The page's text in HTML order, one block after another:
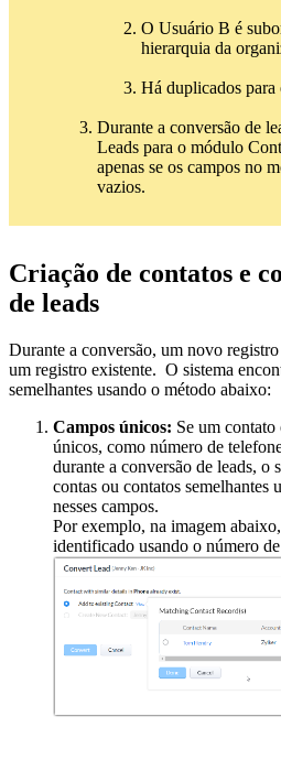
O Usuário B é
hierarquia da
Há duplicados para
Durante a conversão de
Leads para o módulo
apenas se os campos no
vazios.
Criação de contatos e
de leads
Durante a conversão, um novo
um registro existente. O sistema
semelhantes usando o método abaixo:
Campos únicos: Se um
únicos, como número de
durante a conversão de leads, o
contas ou contatos semelhantes
nesses campos.
Por exemplo, na imagem
identificado usando o número